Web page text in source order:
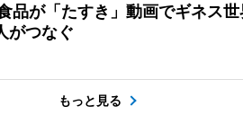
品が「たすき」動画でギネス
がつなぐ
もっと見る